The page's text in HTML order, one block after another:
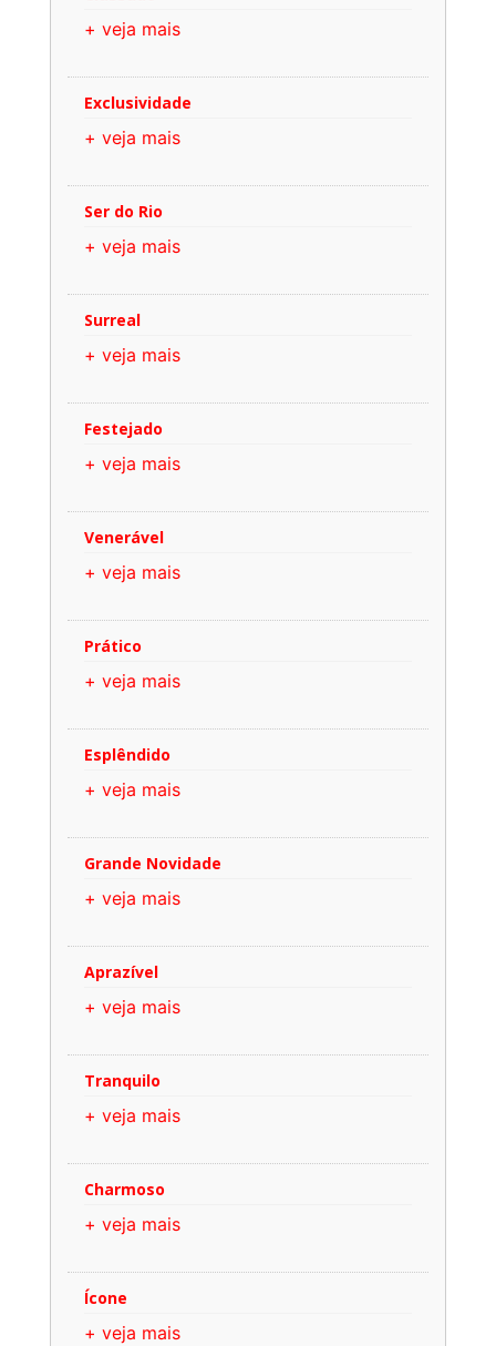
+ veja mais
Exclusividade
+ veja mais
Ser do Rio
+ veja mais
Surreal
+ veja mais
Festejado
+ veja mais
Venerável
+ veja mais
Prático
+ veja mais
Esplêndido
+ veja mais
Grande Novidade
+ veja mais
Aprazível
+ veja mais
Tranquilo
+ veja mais
Charmoso
+ veja mais
Ícone
+ veja mais